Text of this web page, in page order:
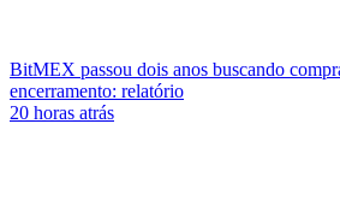
BitMEX passou dois anos buscando
encerramento: relatório
20 horas atrás